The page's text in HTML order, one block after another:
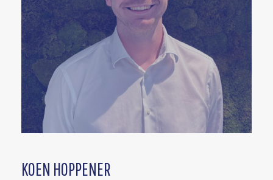
KOEN HOPPENER